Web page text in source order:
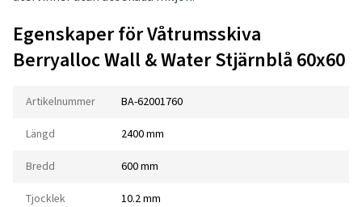
Egenskaper för Våtrumsskiva
Berryalloc Wall & Water Stjärnblå 60x60
Artikelnummer BA-62001760
Längd 2400 mm
Bredd 600 mm
Tjocklek 10.2 mm